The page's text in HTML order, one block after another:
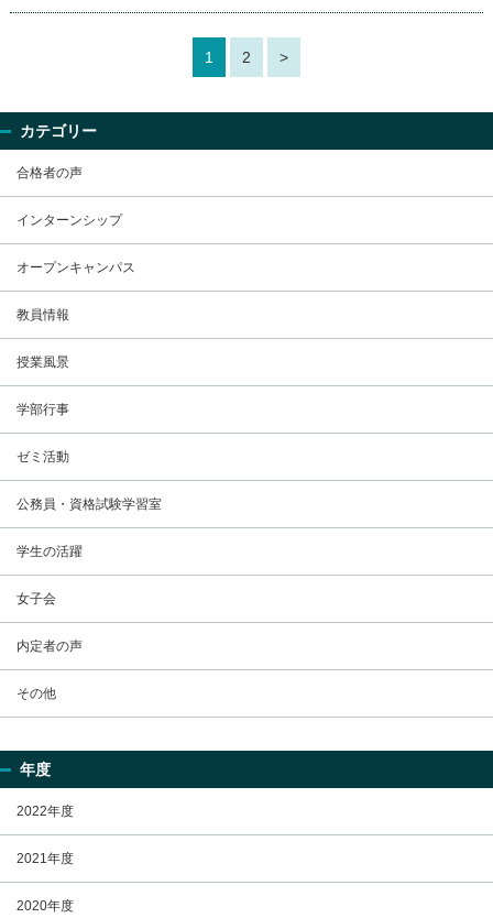
1 2 >
カテゴリー
合格者の声
インターンシップ
オープンキャンパス
教員情報
授業風景
学部行事
ゼミ活動
公務員・資格試験学習室
学生の活躍
女子会
内定者の声
その他
年度
2022年度
2021年度
2020年度